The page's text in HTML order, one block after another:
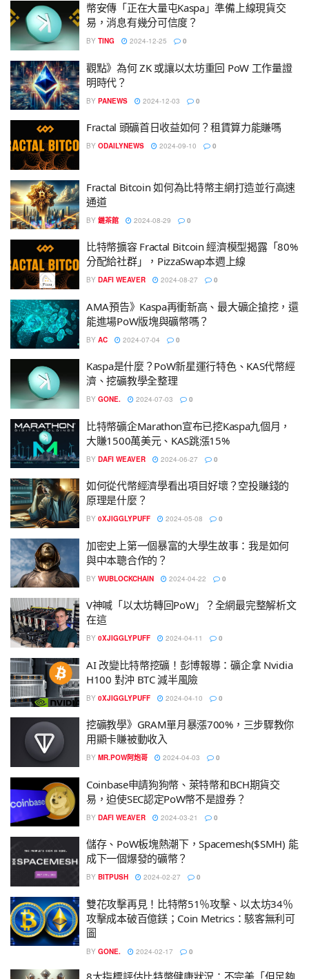
幣安傳「正在大量屯Kaspa」準備上線現貨交
易，消息有幾分可信度？
BY TING 2024-12-25 0
觀點》為何 ZK 或讓以太坊重回 PoW 工作量證
明時代？
BY PANEWS 2024-12-03 0
Fractal 頭礦首日收益如何？租賃算力能賺嗎
BY ODAILYNEWS 2024-09-10 0
Fractal Bitcoin 如何為比特幣主網打造並行高速
通道
BY 鏈茶館 2024-08-29 0
比特幣擴容 Fractal Bitcoin 經濟模型揭露「80%
分配給社群」，PizzaSwap本週上線
BY DAFI WEAVER 2024-08-27 0
AMA預告》Kaspa再衝新高、最大礦企搶挖，還
能進場PoW版塊與礦幣嗎？
BY AC 2024-07-04 0
Kaspa是什麼？PoW新星運行特色、KAS代幣經
濟、挖礦教學全整理
BY GONE. 2024-07-03 0
比特幣礦企Marathon宣布已挖Kaspa九個月，
大賺1500萬美元、KAS跳漲15%
BY DAFI WEAVER 2024-06-27 0
如何從代幣經濟學看出項目好壞？空投賺錢的
原理是什麼？
BY 0XJIGGLYPUFF 2024-05-08 0
加密史上第一個暴富的大學生故事：我是如何
與中本聰合作的？
BY WUBLOCKCHAIN 2024-04-22 0
V神喊「以太坊轉回PoW」？全網最完整解析文
在這
BY 0XJIGGLYPUFF 2024-04-11 0
AI 改變比特幣挖礦！彭博報導：礦企拿 Nvidia
H100 對沖 BTC 減半風險
BY 0XJIGGLYPUFF 2024-04-10 0
挖礦教學》GRAM單月暴漲700%，三步驟教你
用顯卡賺被動收入
BY MR.POW阿炮哥 2024-04-03 0
Coinbase申請狗狗幣、萊特幣和BCH期貨交
易，迫使SEC認定PoW幣不是證券？
BY DAFI WEAVER 2024-03-21 0
儲存、PoW板塊熱潮下，Spacemesh($SMH) 能
成下一個爆發的礦幣？
BY BITPUSH 2024-02-27 0
雙花攻擊再見！比特幣51％攻擊、以太坊34％
攻擊成本破百億鎂；Coin Metrics：駭客無利可
圖
BY GONE. 2024-02-17 0
8大指標評估比特幣健康狀況：不完美「但足夠